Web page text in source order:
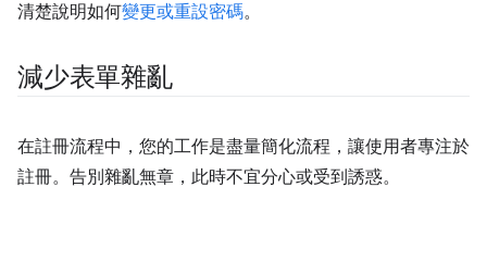
清楚說明如何變更或重設密碼。
減少表單雜亂
在註冊流程中，您的工作是盡量簡化流程，讓使用者專注於
註冊。告別雜亂無章，此時不宜分心或受到誘惑。